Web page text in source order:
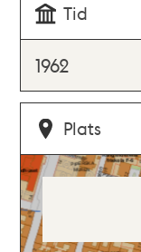
Tid
1962
Plats